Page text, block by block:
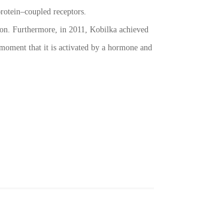
receptors.
Furthermore, in 2011, Kobilka achieved
that it is activated by a hormone and